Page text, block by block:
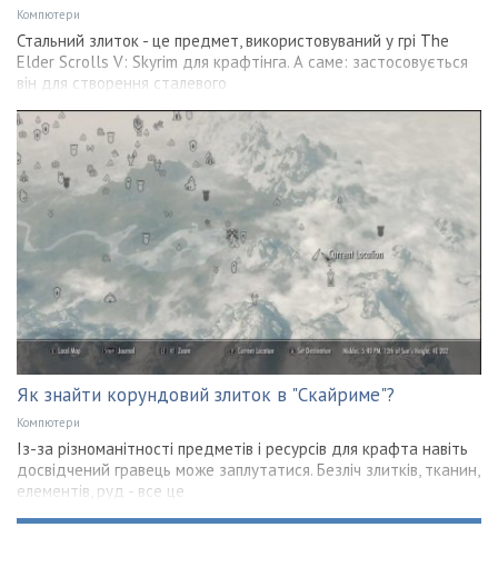
Компютери
Стальний злиток - це предмет, використовуваний у грі The
Elder Scrolls V: Skyrim для крафтінга. А саме: застосовується
він для створення сталевого
Як знайти корундовий злиток в "Скайриме"?
Компютери
Із-за різноманітності предметів і ресурсів для крафта навіть
досвідчений гравець може заплутатися. Безліч злитків, тканин,
елементів, руд - все це